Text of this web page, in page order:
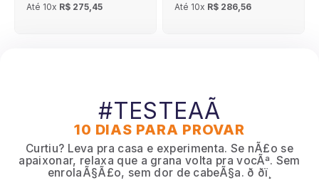
Até 10x R$ 275,45 Até 10x R$ 286,56
#TESTEAÃ
10 DIAS PARA PROVAR
Curtiu? Leva pra casa e experimenta. Se nÃ£o se
apaixonar, relaxa que a grana volta pra vocÃª. Sem
enrolaÃ§Ã£o, sem dor de cabeÃ§a. ð ðï¸